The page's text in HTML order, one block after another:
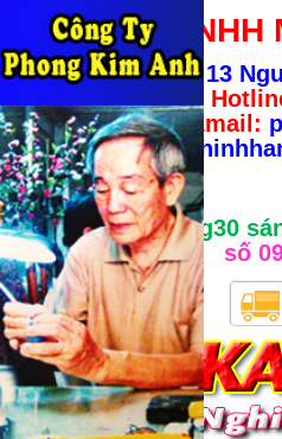
CÔNG TY
Địa chỉ: 13
Email:
Giờ làm việc từ 8g30
số